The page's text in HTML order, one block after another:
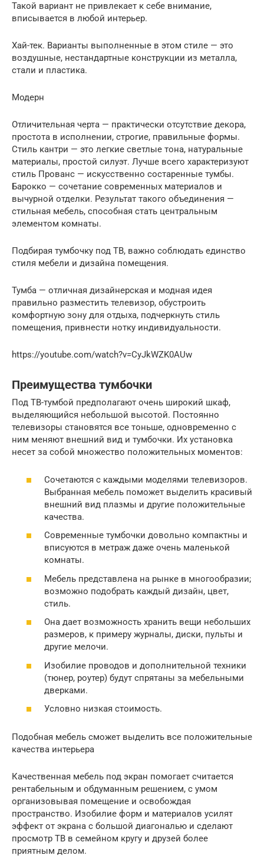
Такой вариант не привлекает к себе внимание,
вписывается в любой интерьер.
Хай-тек. Варианты выполненные в этом стиле — это
воздушные, нестандартные конструкции из металла,
стали и пластика.
Модерн
Отличительная черта — практически отсутствие декора,
простота в исполнении, строгие, правильные формы.
Стиль кантри — это легкие светлые тона, натуральные
материалы, простой силуэт. Лучше всего характеризуют
стиль Прованс — искусственно состаренные тумбы.
Барокко — сочетание современных материалов и
вычурной отделки. Результат такого объединения —
стильная мебель, способная стать центральным
элементом комнаты.
Подбирая тумбочку под ТВ, важно соблюдать единство
стиля мебели и дизайна помещения.
Тумба — отличная дизайнерская и модная идея
правильно разместить телевизор, обустроить
комфортную зону для отдыха, подчеркнуть стиль
помещения, привнести нотку индивидуальности.
https://youtube.com/watch?v=CyJkWZK0AUw
Преимущества тумбочки
Под ТВ-тумбой предполагают очень широкий шкаф,
выделяющийся небольшой высотой. Постоянно
телевизоры становятся все тоньше, одновременно с
ним меняют внешний вид и тумбочки. Их установка
несет за собой множество положительных моментов:
Сочетаются с каждыми моделями телевизоров.
Выбранная мебель поможет выделить красивый
внешний вид плазмы и другие положительные
качества.
Современные тумбочки довольно компактны и
вписуются в метраж даже очень маленькой
комнаты.
Мебель представлена на рынке в многообразии;
возможно подобрать каждый дизайн, цвет,
стиль.
Она дает возможность хранить вещи небольших
размеров, к примеру журналы, диски, пульты и
другие мелочи.
Изобилие проводов и дополнительной техники
(тюнер, роутер) будут спрятаны за мебельными
дверками.
Условно низкая стоимость.
Подобная мебель сможет выделить все положительные
качества интерьера
Качественная мебель под экран помогает считается
рентабельным и обдуманным решением, с умом
организовывая помещение и освобождая
пространство. Изобилие форм и материалов усилят
эффект от экрана с большой диагональю и сделают
просмотр ТВ в семейном кругу и друзей более
приятным делом.